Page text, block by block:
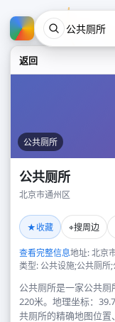
返回
公共厕所
公共厕所
北京市通州区
★收藏 ⌖搜周边
查看完整信息地址: 北京
类型: 公共设施;公共厕所
公共厕所是一家公共
220米。地理坐标：
共厕所的精确地图位置